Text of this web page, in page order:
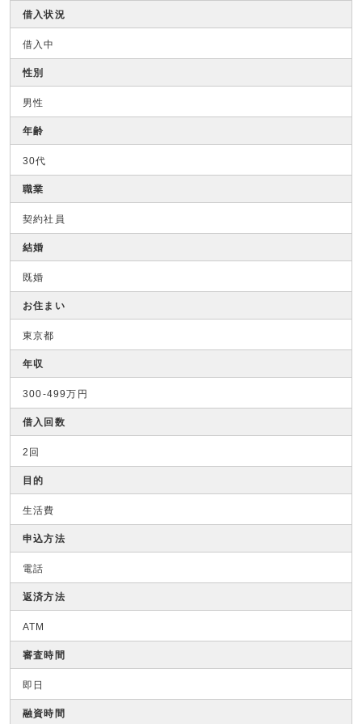
借入状況
借入中
性別
男性
年齢
30代
職業
契約社員
結婚
既婚
お住まい
東京都
年収
300-499万円
借入回数
2回
目的
生活費
申込方法
電話
返済方法
ATM
審査時間
即日
融資時間